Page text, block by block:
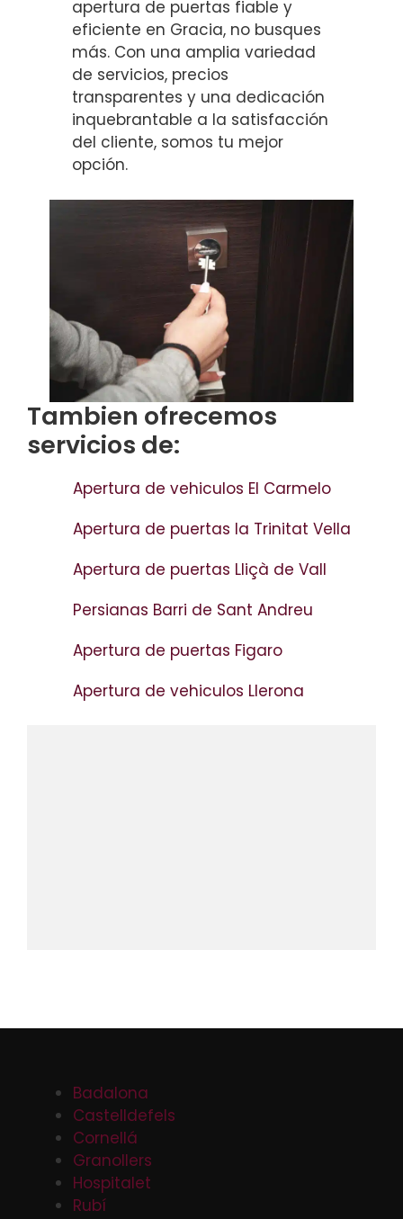
apertura de puertas fiable y
eficiente en Gracia, no busques
más. Con una amplia variedad
de servicios, precios
transparentes y una dedicación
inquebrantable a la satisfacción
del cliente, somos tu mejor
opción.
Tambien ofrecemos
servicios de:
Apertura de vehiculos El Carmelo
Apertura de puertas la Trinitat Vella
Apertura de puertas Lliçà de Vall
Persianas Barri de Sant Andreu
Apertura de puertas Figaro
Apertura de vehiculos Llerona
Badalona
Castelldefels
Cornellá
Granollers
Hospitalet
Rubí